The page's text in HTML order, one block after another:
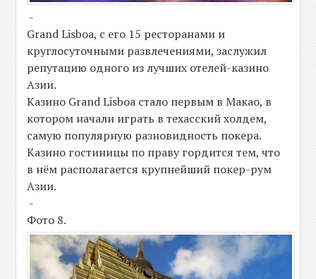
-
Grand Lisboa, с его 15 ресторанами и
круглосуточными развлечениями, заслужил
репутацию одного из лучших отелей-казино
Азии.
Казино Grand Lisboa стало первым в Макао, в
котором начали играть в техасский холдем,
самую популярную разновидность покера.
Казино гостиницы по праву гордится тем, что
в нём располагается крупнейший покер-рум
Азии.
-
Фото 8.